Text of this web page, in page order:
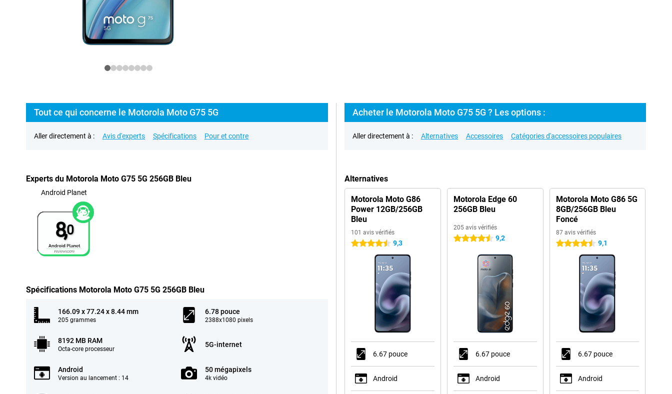
Tout ce qui concerne le Motorola Moto G75 5G
Aller directement à : Avis d'experts Spécifications Pour et contre
Experts du Motorola Moto G75 5G 256GB Bleu
Android Planet
8,0
Spécifications Motorola Moto G75 5G 256GB Bleu
166.09 x 77.24 x 8.44 mm
205 grammes
6.78 pouce
2388x1080 pixels
8192 MB RAM
Octa-core processeur
5G-internet
Android
Version au lancement : 14
50 mégapixels
4k vidéo
Acheter le Motorola Moto G75 5G ? Les options :
Aller directement à : Alternatives Accessoires Catégories d'accessoires populaires
Alternatives
Motorola Moto G86
Power 12GB/256GB
Bleu
101 avis vérifiés
4.5 étoiles 9,3
6.67 pouce
Android
Motorola Edge 60
256GB Bleu
205 avis vérifiés
4.5 étoiles 9,2
6.67 pouce
Android
Motorola Moto G86 5G
8GB/256GB Bleu
Foncé
87 avis vérifiés
4.5 étoiles 9,1
6.67 pouce
Android